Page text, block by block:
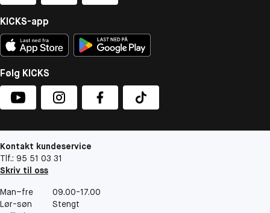
KICKS-app
Følg KICKS
Kontakt kundeservice
Tlf.: 95 51 03 31
Skriv til oss
Man–fre
09.00-17.00
Lør-søn
Stengt